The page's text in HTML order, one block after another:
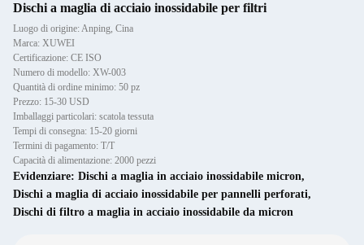
Dischi a maglia di acciaio inossidabile per filtri
Luogo di origine: Anping, Cina
Marca: XUWEI
Certificazione: CE ISO
Numero di modello: XW-003
Quantità di ordine minimo: 50 pz
Prezzo: 15-30 USD
Imballaggi particolari: scatola tessuta
Tempi di consegna: 15-20 giorni
Termini di pagamento: T/T
Capacità di alimentazione: 2000 pezzi
Evidenziare: Dischi a maglia in acciaio inossidabile micron,
Dischi a maglia di acciaio inossidabile per pannelli perforati,
Dischi di filtro a maglia in acciaio inossidabile da micron